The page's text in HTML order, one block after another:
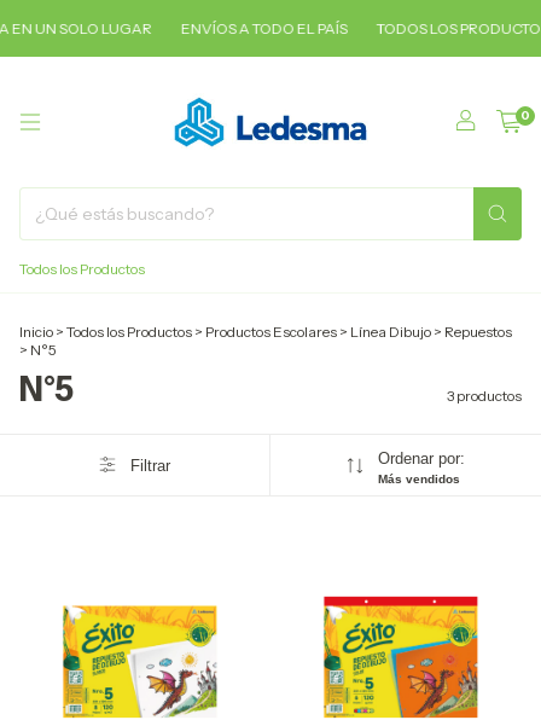
EN UN SOLO LUGAR ENVÍOS A TODO EL PAÍS TODOS LOS
0
Todos los Productos
Inicio > Todos los Productos > Productos Escolares > Línea Dibujo > Repuestos
> N°5
N°5 3 productos
Filtrar Ordenar por:
Más vendidos